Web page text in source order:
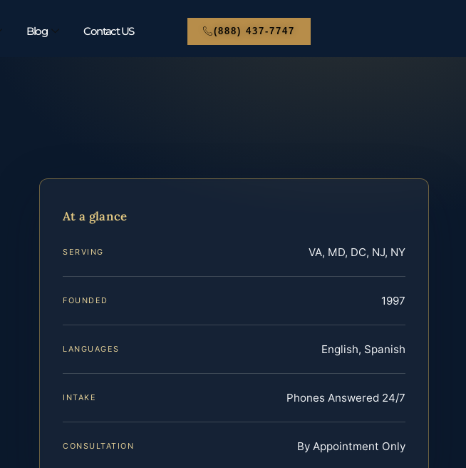
Blog Contact US (888) 437-7747
At a glance
SERVING VA, MD, DC, NJ, NY
FOUNDED 1997
LANGUAGES English, Spanish
INTAKE Phones Answered 24/7
CONSULTATION By Appointment Only